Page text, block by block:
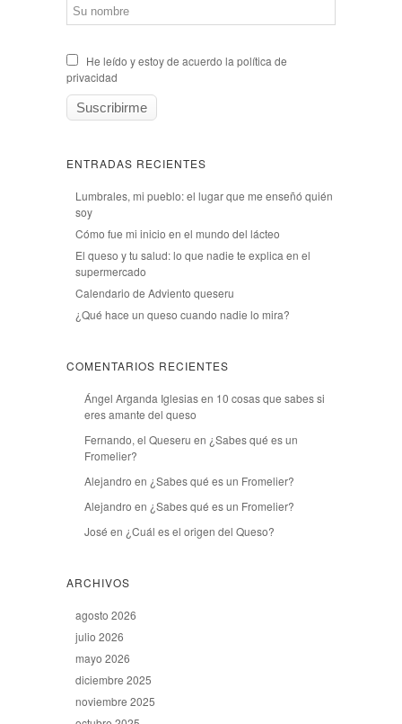
He leído y estoy de acuerdo la política de
privacidad
ENTRADAS RECIENTES
Lumbrales, mi pueblo: el lugar que me enseñó quién
soy
Cómo fue mi inicio en el mundo del lácteo
El queso y tu salud: lo que nadie te explica en el
supermercado
Calendario de Adviento queseru
¿Qué hace un queso cuando nadie lo mira?
COMENTARIOS RECIENTES
Ángel Arganda Iglesiasen 10 cosas que sabes si
eres amante del queso
Fernando, el Queseru en ¿Sabes qué es un
Fromelier?
Alejandro en ¿Sabes qué es un Fromelier?
Alejandro en ¿Sabes qué es un Fromelier?
José en ¿Cuál es el origen del Queso?
ARCHIVOS
agosto 2026
julio 2026
mayo 2026
diciembre 2025
noviembre 2025